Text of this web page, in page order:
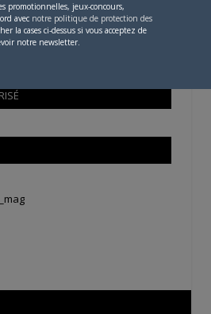
dans la liste,contactez-nous
promotionnelles, jeux-concours,
avec notre politique de protection des
la cases ci-dessus si vous acceptez de
notre newsletter.